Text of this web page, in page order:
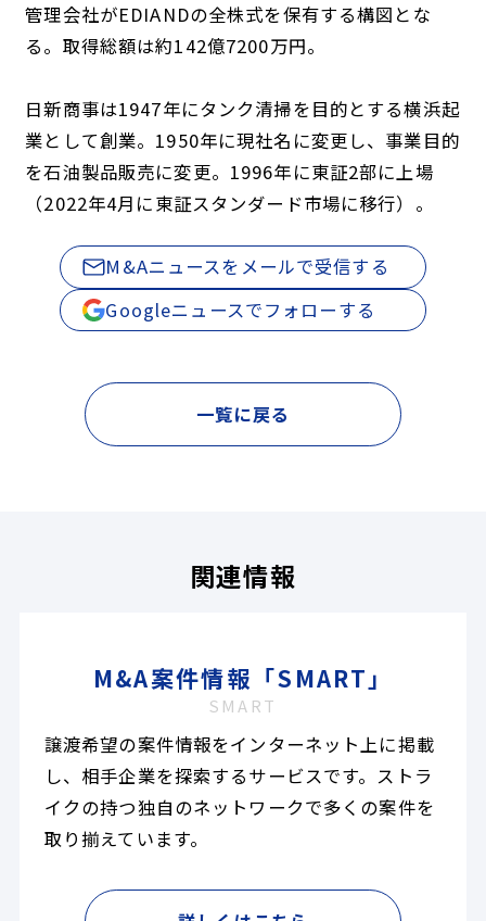
管理会社がEDIANDの全株式を保有する構図とな
る。取得総額は約142億7200万円。
日新商事は1947年にタンク清掃を目的とする横浜起
業として創業。1950年に現社名に変更し、事業目的
を石油製品販売に変更。1996年に東証2部に上場
（2022年4月に東証スタンダード市場に移行）。
M&Aニュースをメールで受信する
Googleニュースでフォローする
一覧に戻る
関連情報
M&A案件情報「SMART」
SMART
譲渡希望の案件情報をインターネット上に掲載
し、相手企業を探索するサービスです。ストラ
イクの持つ独自のネットワークで多くの案件を
取り揃えています。